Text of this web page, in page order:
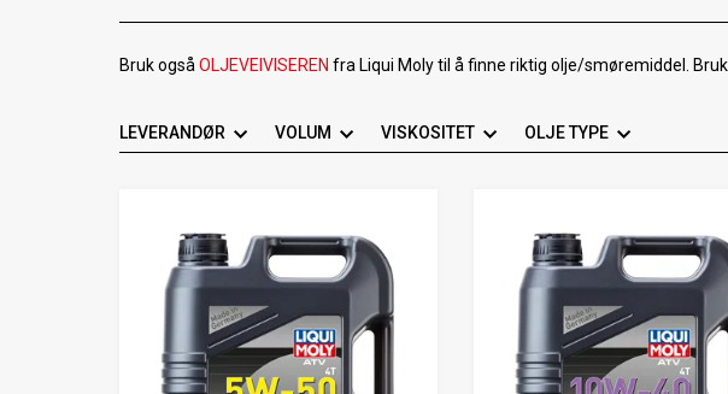
Bruk også OLJEVEIVISEREN fra Liqui Moly til å finne riktig olje/smøremiddel.
LEVERANDØR VOLUM VISKOSITET OLJE TYPE